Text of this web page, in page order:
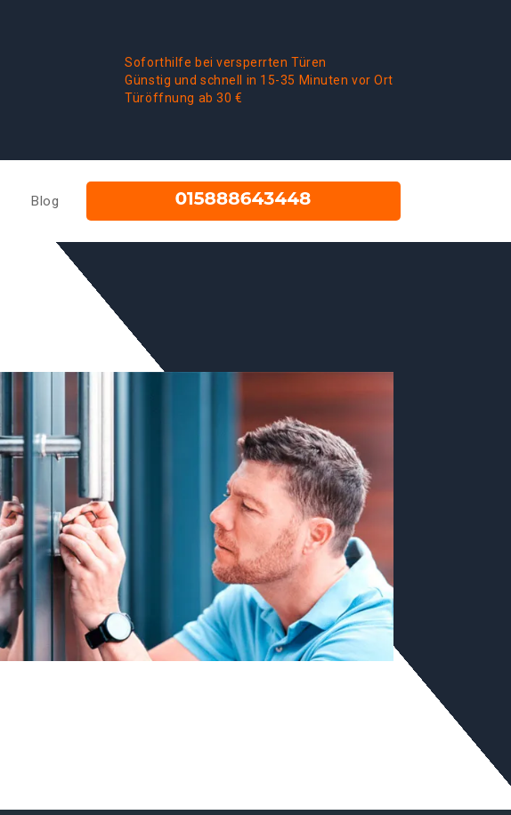
Soforthilfe bei versperrten Türen
Günstig und schnell in 15-35 Minuten vor Ort
Türöffnung ab 30 €
Blog